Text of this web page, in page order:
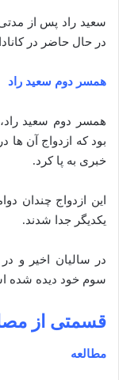
سعید راد پس از
در حال حاضر در
همسر دوم سعید راد
همسر دوم سعید
بود که ازدواج آن
خبری به پا کرد.
این ازدواج چندان
یکدیگر جدا شدند.
در سالیان اخیر و
سوم خود دیده شده
قسمتی از
مطالعه